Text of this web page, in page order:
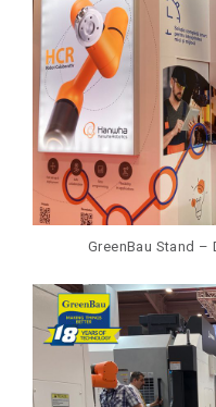
GreenBau Stand –